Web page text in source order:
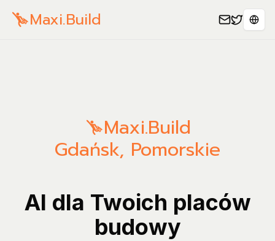
Maxi.Build
Maxi.Build
Gdańsk, Pomorskie
AI dla Twoich placów
budowy